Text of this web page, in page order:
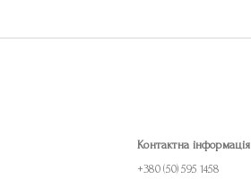
Контактна інформація
+380 (50) 595 1458